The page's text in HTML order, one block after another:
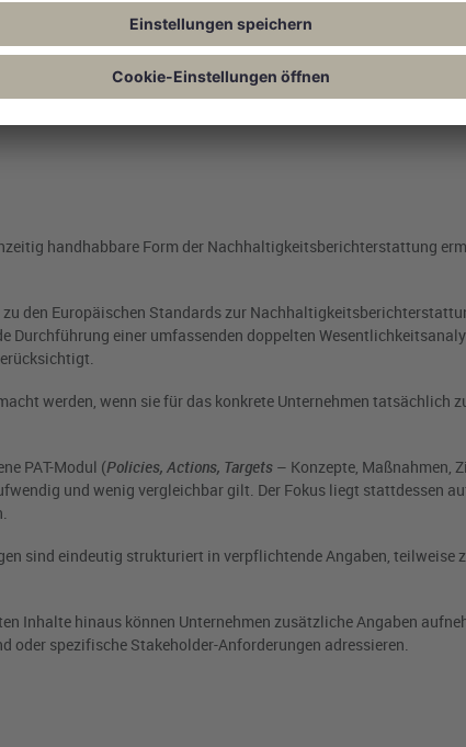
von
Dieses Basismodul deckt die wesentlichen ESG-
bietet sich vor allem dann an, wenn Kunden, Banken oder andere
handhabbare Form der Nachhaltigkeitsberichterstattung
zu den Europäischen Standards zur
Durchführung einer umfassenden doppelten
werden, wenn sie für das konkrete Unternehmen tatsächlich
PAT-Modul (Policies, Actions, Targets – Konzepte, Maßnahmen,
und wenig vergleichbar gilt. Der Fokus liegt stattdessen
sind eindeutig strukturiert in verpflichtende Angaben, teilweise
Inhalte hinaus können Unternehmen zusätzliche Angaben
spezifische Stakeholder-Anforderungen adressieren.